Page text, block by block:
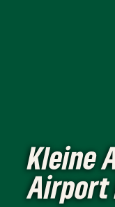
Kleine
Airport